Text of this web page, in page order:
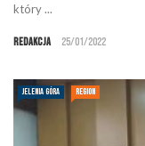
który ...
Redakcja 25/01/2022
JELENIA GÓRA REGION